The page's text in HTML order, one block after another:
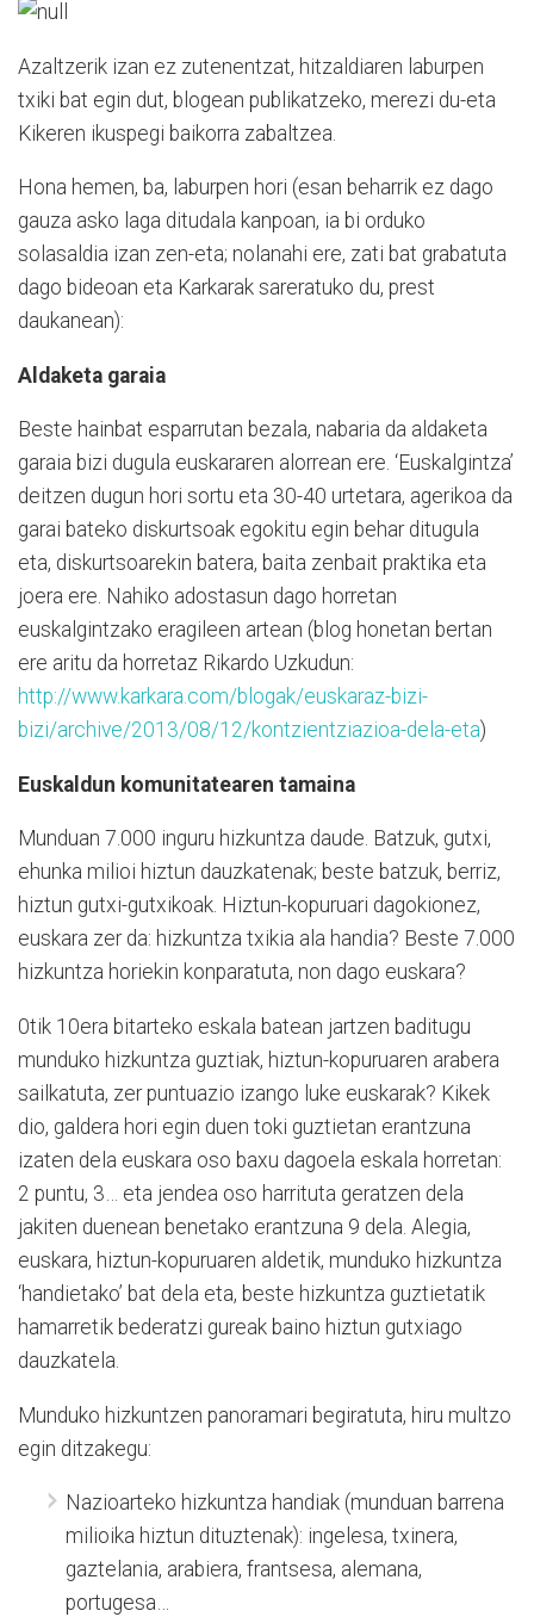
Azaltzerik izan ez zutenentzat, hitzaldiaren laburpen
txiki bat egin dut, blogean publikatzeko, merezi du-eta
Kikeren ikuspegi baikorra zabaltzea.
Hona hemen, ba, laburpen hori (esan beharrik ez dago
gauza asko laga ditudala kanpoan, ia bi orduko
solasaldia izan zen-eta; nolanahi ere, zati bat grabatuta
dago bideoan eta Karkarak sareratuko du, prest
daukanean):
Aldaketa garaia
Beste hainbat esparrutan bezala, nabaria da aldaketa
garaia bizi dugula euskararen alorrean ere. ‘Euskalgintza’
deitzen dugun hori sortu eta 30-40 urtetara, agerikoa da
garai bateko diskurtsoak egokitu egin behar ditugula
eta, diskurtsoarekin batera, baita zenbait praktika eta
joera ere. Nahiko adostasun dago horretan
euskalgintzako eragileen artean (blog honetan bertan
ere aritu da horretaz Rikardo Uzkudun:
http://www.karkara.com/blogak/euskaraz-bizi-
bizi/archive/2013/08/12/kontzientziazioa-dela-eta)
Euskaldun komunitatearen tamaina
Munduan 7.000 inguru hizkuntza daude. Batzuk, gutxi,
ehunka milioi hiztun dauzkatenak; beste batzuk, berriz,
hiztun gutxi-gutxikoak. Hiztun-kopuruari dagokionez,
euskara zer da: hizkuntza txikia ala handia? Beste 7.000
hizkuntza horiekin konparatuta, non dago euskara?
0tik 10era bitarteko eskala batean jartzen baditugu
munduko hizkuntza guztiak, hiztun-kopuruaren arabera
sailkatuta, zer puntuazio izango luke euskarak? Kikek
dio, galdera hori egin duen toki guztietan erantzuna
izaten dela euskara oso baxu dagoela eskala horretan:
2 puntu, 3… eta jendea oso harrituta geratzen dela
jakiten duenean benetako erantzuna 9 dela. Alegia,
euskara, hiztun-kopuruaren aldetik, munduko hizkuntza
‘handietako’ bat dela eta, beste hizkuntza guztietatik
hamarretik bederatzi gureak baino hiztun gutxiago
dauzkatela.
Munduko hizkuntzen panoramari begiratuta, hiru multzo
egin ditzakegu:
Nazioarteko hizkuntza handiak (munduan barrena
milioika hiztun dituztenak): ingelesa, txinera,
gaztelania, arabiera, frantsesa, alemana,
portugesa…